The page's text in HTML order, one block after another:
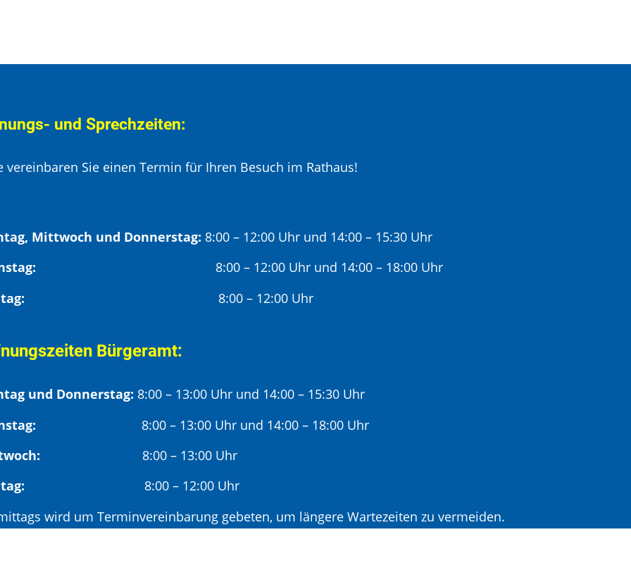
und Sprechzeiten:
vereinbaren Sie einen Termin für Ihren Besuch im Rathaus!
Mittwoch und Donnerstag: 8:00 – 12:00 Uhr und 14:00 – 15:30 Uhr
8:00 – 12:00 Uhr und 14:00 – 18:00 Uhr
8:00 – 12:00 Uhr
Bürgeramt:
und Donnerstag: 8:00 – 13:00 Uhr und 14:00 – 15:30 Uhr
8:00 – 13:00 Uhr und 14:00 – 18:00 Uhr
8:00 – 13:00 Uhr
8:00 – 12:00 Uhr
wird um Terminvereinbarung gebeten, um längere Wartezeiten zu vermeiden.